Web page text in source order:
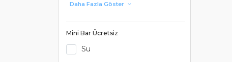
Daha Fazla Göster
Mini Bar Ücretsiz
Su